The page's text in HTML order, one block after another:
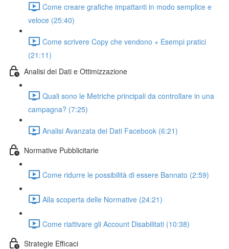
Come creare grafiche impattanti in modo semplice e
veloce (25:40)
Come scrivere Copy che vendono + Esempi pratici
(21:11)
Analisi dei Dati e Ottimizzazione
Quali sono le Metriche principali da controllare in una
campagna? (7:25)
Analisi Avanzata dei Dati Facebook (6:21)
Normative Pubblicitarie
Come ridurre le possibilità di essere Bannato (2:59)
Alla scoperta delle Normative (24:21)
Come riattivare gli Account Disabilitati (10:38)
Strategie Efficaci